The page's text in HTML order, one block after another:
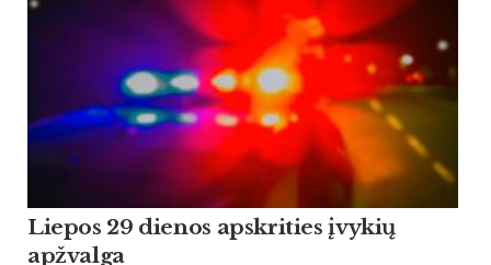
Liepos 29 dienos apskrities įvykių
apžvalga